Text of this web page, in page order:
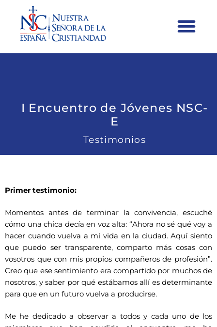
I Encuentro de Jóvenes NSC-
E
Testimonios
Primer testimonio:
Momentos antes de terminar la convivencia, escuché
cómo una chica decía en voz alta: “Ahora no sé qué voy a
hacer cuando vuelva a mi vida en la ciudad. Aquí siento
que puedo ser transparente, comparto más cosas con
vosotros que con mis propios compañeros de profesión”.
Creo que ese sentimiento era compartido por muchos de
nosotros, y saber por qué estábamos allí es determinante
para que en un futuro vuelva a producirse.
Me he dedicado a observar a todos y cada uno de los